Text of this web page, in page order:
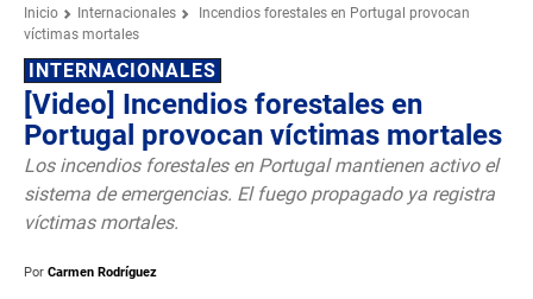
Inicio Internacionales
Incendios forestales en Portugal provocan
víctimas mortales
INTERNACIONALES
[Video] Incendios forestales en
Portugal provocan víctimas mortales
Los incendios forestales en Portugal mantienen activo el
sistema de emergencias. El fuego propagado ya registra
víctimas mortales.
Por Carmen Rodríguez